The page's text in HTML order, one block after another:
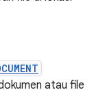
atau file